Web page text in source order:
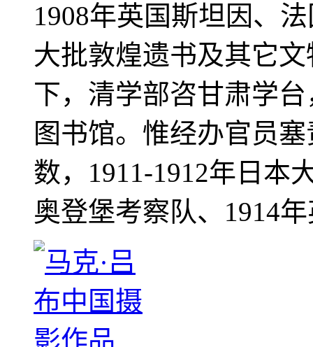
1908年英国斯坦因、
大批敦煌遗书及其它
下，清学部咨甘肃学
图书馆。惟经办官员
数，1911-1912年日本
奥登堡考察队、1914